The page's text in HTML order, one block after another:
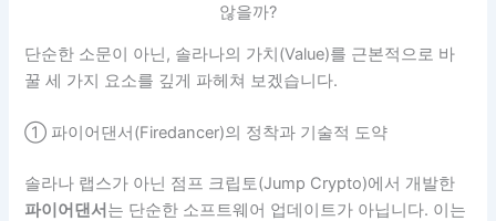
않을까?
단순한 소문이 아닌, 솔라나의 가치(Value)를 근본적으로 바
꿀 세 가지 요소를 깊게 파헤쳐 보겠습니다.
① 파이어댄서(Firedancer)의 정착과 기술적 도약
솔라나 랩스가 아닌 점프 크립토(Jump Crypto)에서 개발한
파이어댄서 는 단순한 소프트웨어 업데이트가 아닙니다. 이는